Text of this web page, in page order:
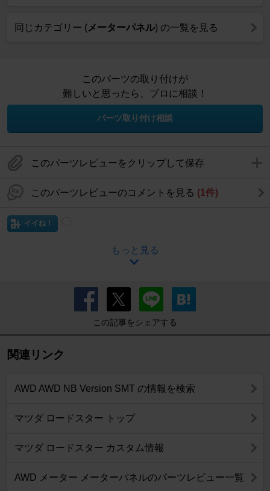
同じカテゴリー (メーターパネル) の一覧を見る
このパーツの取り付けが
難しいと思ったら、プロに相談！
パーツ取り付け相談
このパーツレビューをクリップして保存
このパーツレビューのコメントを見る (1件)
イイね！
もっと見る
この記事をシェアする
関連リンク
AWD AWD NB Version SMT の情報を検索
マツダ ロードスター トップ
マツダ ロードスター カスタム情報
AWD メーター メーターパネルのパーツレビュー一覧